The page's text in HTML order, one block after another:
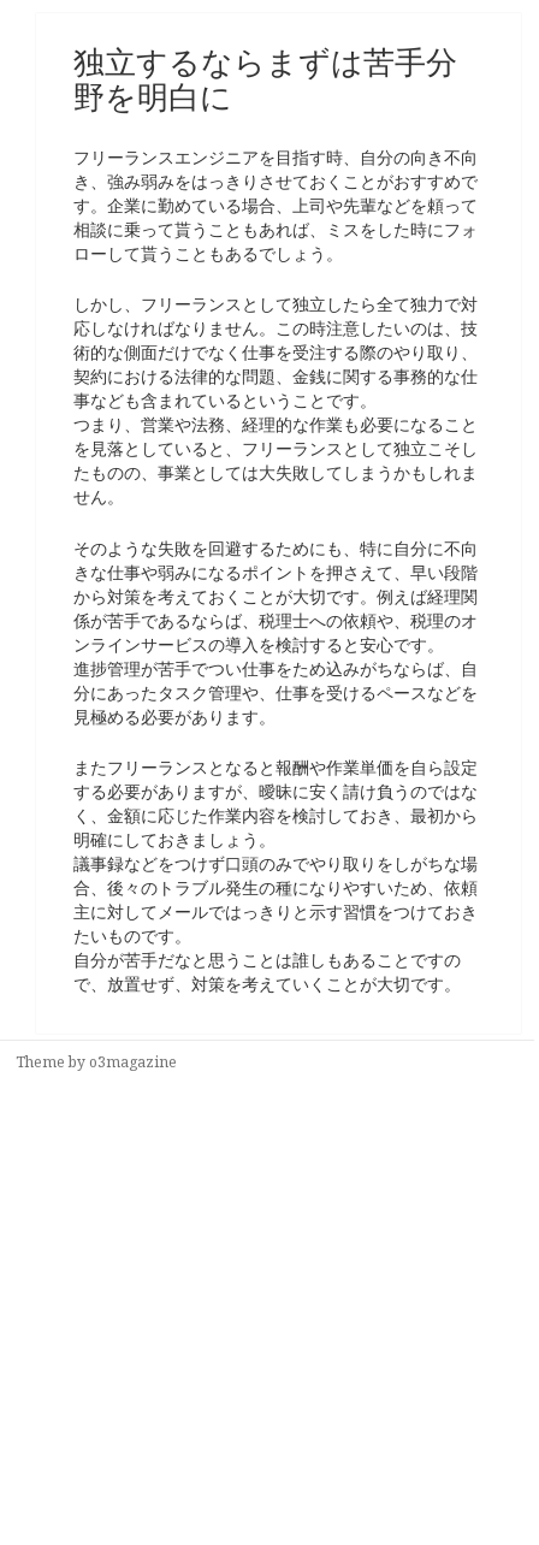
独立するならまずは苦手分
野を明白に
フリーランスエンジニアを目指す時、自分の向き不向
き、強み弱みをはっきりさせておくことがおすすめで
す。企業に勤めている場合、上司や先輩などを頼って
相談に乗って貰うこともあれば、ミスをした時にフォ
ローして貰うこともあるでしょう。
しかし、フリーランスとして独立したら全て独力で対
応しなければなりません。この時注意したいのは、技
術的な側面だけでなく仕事を受注する際のやり取り、
契約における法律的な問題、金銭に関する事務的な仕
事なども含まれているということです。
つまり、営業や法務、経理的な作業も必要になること
を見落としていると、フリーランスとして独立こそし
たものの、事業としては大失敗してしまうかもしれま
せん。
そのような失敗を回避するためにも、特に自分に不向
きな仕事や弱みになるポイントを押さえて、早い段階
から対策を考えておくことが大切です。例えば経理関
係が苦手であるならば、税理士への依頼や、税理のオ
ンラインサービスの導入を検討すると安心です。
進捗管理が苦手でつい仕事をため込みがちならば、自
分にあったタスク管理や、仕事を受けるペースなどを
見極める必要があります。
またフリーランスとなると報酬や作業単価を自ら設定
する必要がありますが、曖昧に安く請け負うのではな
く、金額に応じた作業内容を検討しておき、最初から
明確にしておきましょう。
議事録などをつけず口頭のみでやり取りをしがちな場
合、後々のトラブル発生の種になりやすいため、依頼
主に対してメールではっきりと示す習慣をつけておき
たいものです。
自分が苦手だなと思うことは誰しもあることですの
で、放置せず、対策を考えていくことが大切です。
Theme by o3magazine